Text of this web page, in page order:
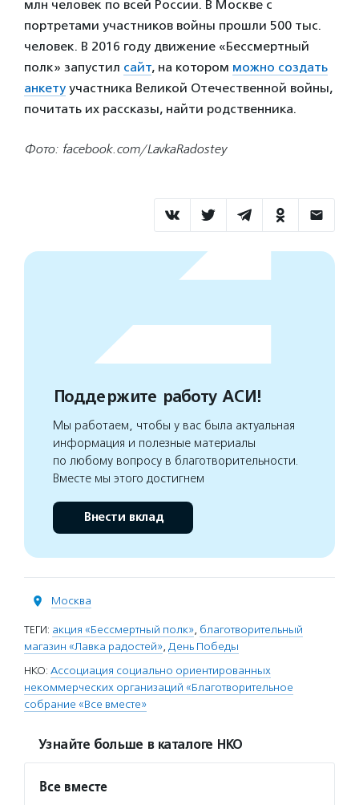
млн человек по всей России. В Москве с
портретами участников войны прошли 500 тыс.
человек. В 2016 году движение «Бессмертный
полк» запустил сайт, на котором можно создать
анкету участника Великой Отечественной войны,
почитать их рассказы, найти родственника.
Фото: facebook.com/LavkaRadostey
Поддержите работу АСИ!
Мы работаем, чтобы у вас была актуальная
информация и полезные материалы
по любому вопросу в благотворительности.
Вместе мы этого достигнем
Внести вклад
Москва
ТЕГИ: акция «Бессмертный полк», благотворительный
магазин «Лавка радостей», День Победы
НКО: Ассоциация социально ориентированных
некоммерческих организаций «Благотворительное
собрание «Все вместе»
Узнайте больше в каталоге НКО
Все вместе